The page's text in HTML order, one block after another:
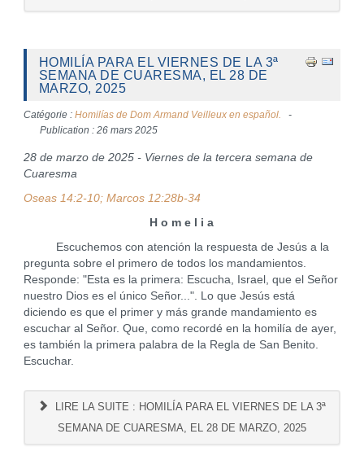
HOMILÍA PARA EL VIERNES DE LA 3ª
SEMANA DE CUARESMA, EL 28 DE
MARZO, 2025
Catégorie : Homilías de Dom Armand Veilleux en español.
Publication : 26 mars 2025
28 de marzo de 2025 - Viernes de la tercera semana de
Cuaresma
Oseas 14:2-10; Marcos 12:28b-34
H o m e l i a
Escuchemos con atención la respuesta de Jesús a la
pregunta sobre el primero de todos los mandamientos.
Responde: "Esta es la primera: Escucha, Israel, que el Señor
nuestro Dios es el único Señor...". Lo que Jesús está
diciendo es que el primer y más grande mandamiento es
escuchar al Señor. Que, como recordé en la homilía de ayer,
es también la primera palabra de la Regla de San Benito.
Escuchar.
LIRE LA SUITE : HOMILÍA PARA EL VIERNES DE LA 3ª
SEMANA DE CUARESMA, EL 28 DE MARZO, 2025